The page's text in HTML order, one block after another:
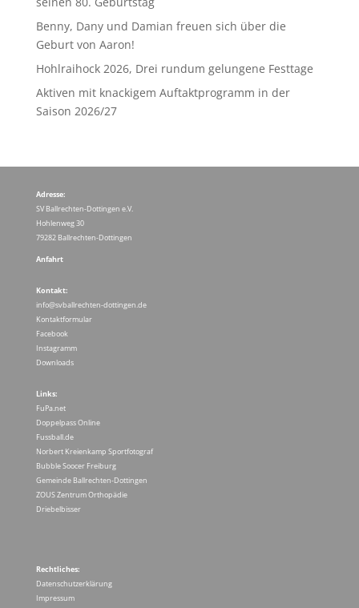
Benny, Dany und Damian freuen sich über die
Geburt von Aaron!
Hohlraihock 2026, Drei rundum gelungene Festtage
Aktiven mit knackigem Auftaktprogramm in der
Saison 2026/27
Adresse:
SV Ballrechten-Dottingen e.V.
Hohlenweg 30
79282 Ballrechten-Dottingen
Anfahrt
Kontakt:
info@svballrechten-dottingen.de
Kontaktformular
Facebook
Instagramm
Downloads
Links:
FuPa.net
Doppelpass Online
Fussball.de
Norbert Kreienkamp Sportfotograf
Bubble Soocer Freiburg
Gemeinde Ballrechten-Dottingen
ZOUS Zentrum Orthopädie
Driebelbisser
Rechtliches:
Datenschutzerklärung
Impressum